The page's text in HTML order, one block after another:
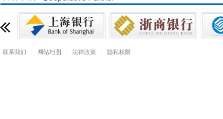
联系我们 网站地图 法律政策 隐私权限